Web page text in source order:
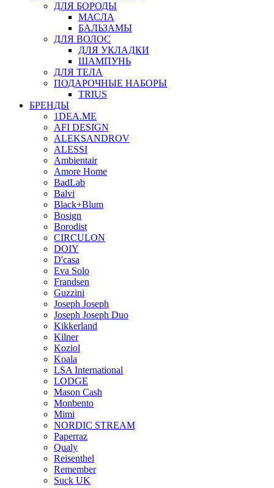
ДЛЯ БОРОДЫ
МАСЛА
БАЛЬЗАМЫ
ДЛЯ ВОЛОС
ДЛЯ УКЛАДКИ
ШАМПУНЬ
ДЛЯ ТЕЛА
ПОДАРОЧНЫЕ НАБОРЫ
TRIUS
БРЕНДЫ
1DEA.ME
AFI DESIGN
ALEKSANDROV
ALESSI
Ambientair
Amore Home
BadLab
Balvi
Black+Blum
Bosign
Borodist
CIRCULON
DOIY
D'casa
Eva Solo
Frandsen
Guzzini
Joseph Joseph
Joseph Joseph Duo
Kikkerland
Kilner
Koziol
Koala
LSA International
LODGE
Mason Cash
Monbento
Mimi
NORDIC STREAM
Paperraz
Qualy
Reisenthel
Remember
Suck UK